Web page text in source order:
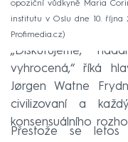
opoziční vůdkyně Maria
institutu v Oslu dne 10. října
Profimedia.cz
„Diskutujeme,
vyhrocená,“ říká
Jørgen Watne
civilizovaní a
konsensuálního
Přestože se letos